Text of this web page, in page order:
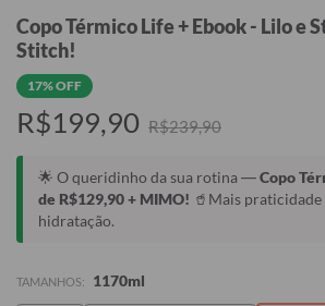
Copo Térmico Life + Ebook - Lilo e
Stitch!
R$239,90
R$199,90
17% OFF
🌟 O queridinho da sua rotina —Copo
de R$129,90 + MIMO! 🥤Mais praticidade
hidratação.
TAMANHOS: 1170ml